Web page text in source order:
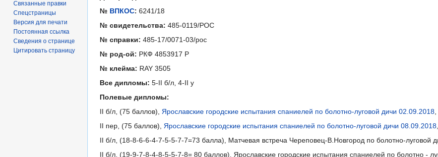
№ ВПКОС: 6241/18
№ свидетельства: 485-0119/РОС
№ справки: 485-17/0071-03/рос
№ род-ой: РКФ 4853917 Р
№ клейма: RAY 3505
Все дипломы: 5-II б/л, 4-II у
Полевые дипломы:
II б/л, (75 баллов), Ярославские городские испытания спаниелей по болотно-луговой дичи 02.09.2018,
II пер, (75 баллов), Ярославские городские испытания спаниелей по болотно-луговой дичи 08.09.2018,
II б/л, (18-8-6-6-4-7-5-5-7-7=73 балла), Матчевая встреча Череповец-В.Новгород по болотно-луговой
II б/л, (19-9-7-8-4-8-5-5-7-8= 80 баллов), Ярославские городские испытания спаниелей по болотно -
Связанные правки
Спецстраницы
Версия для печати
Постоянная ссылка
Сведения о странице
Цитировать страницу